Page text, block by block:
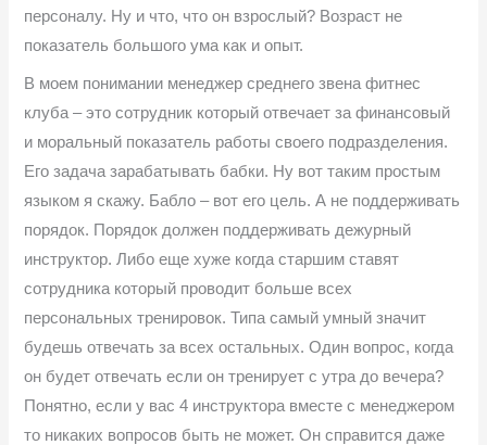
персоналу. Ну и что, что он взрослый? Возраст не
показатель большого ума как и опыт.
В моем понимании менеджер среднего звена фитнес
клуба – это сотрудник который отвечает за финансовый
и моральный показатель работы своего подразделения.
Его задача зарабатывать бабки. Ну вот таким простым
языком я скажу. Бабло – вот его цель. А не поддерживать
порядок. Порядок должен поддерживать дежурный
инструктор. Либо еще хуже когда старшим ставят
сотрудника который проводит больше всех
персональных тренировок. Типа самый умный значит
будешь отвечать за всех остальных. Один вопрос, когда
он будет отвечать если он тренирует с утра до вечера?
Понятно, если у вас 4 инструктора вместе с менеджером
то никаких вопросов быть не может. Он справится даже